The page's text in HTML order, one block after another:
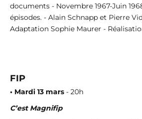
documents - Novembre 1967-Juin
épisodes. - Alain Schnapp et Pierre
Adaptation Sophie Maurer -
FIP
• Mardi 13 mars - 20h
C’est Magnifip